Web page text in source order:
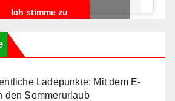
Ich stimme zu
Ladepunkte: Mit dem E-
den Sommerurlaub